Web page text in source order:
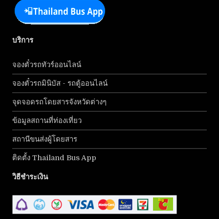
บริการ
จองตั๋วรถทัวร์ออนไลน์
จองตั๋วรถมินิบัส - รถตู้ออนไลน์
จุดจอดรถโดยสารจังหวัดต่างๆ
ข้อมูลสถานที่ท่องเที่ยว
สถานีขนส่งผู้โดยสาร
ติดตั้ง Thailand Bus App
วิธีชำระเงิน